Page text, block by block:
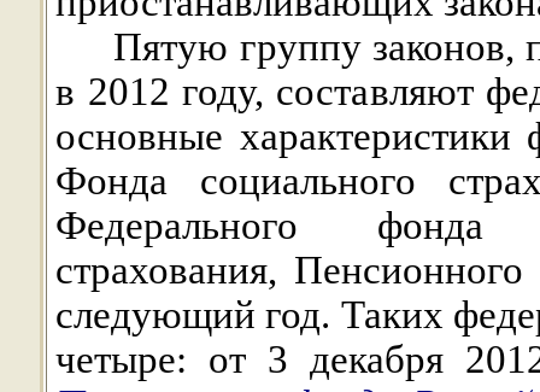
Пятую группу законов,
в 2012 году, составляют
основные
Фонда социального
Федерального фонда
страхования,
следующий год. Таких
четыре: от 3 декабря